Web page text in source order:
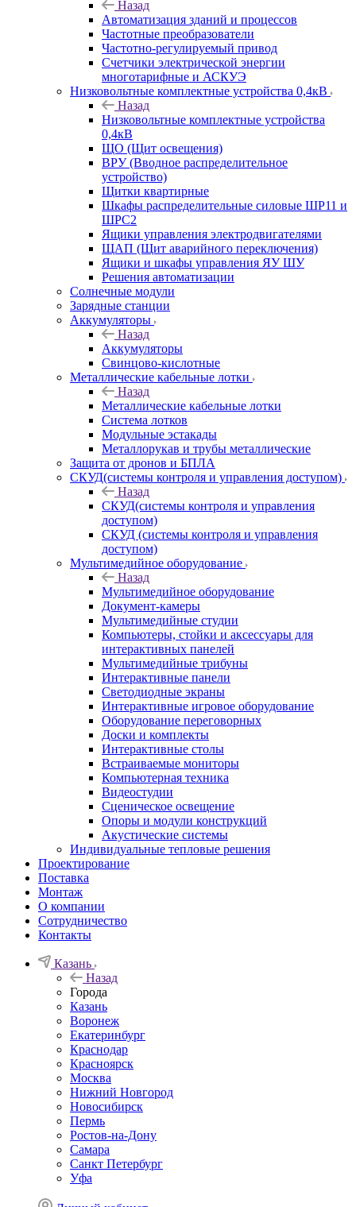
Назад
Автоматизация зданий и процессов
Частотные преобразователи
Частотно-регулируемый привод
Счетчики электрической энергии
многотарифные и АСКУЭ
Низковольтные комплектные устройства 0,4кВ
Назад
Низковольтные комплектные устройства
0,4кВ
ЩО (Щит освещения)
ВРУ (Вводное распределительное
устройство)
Щитки квартирные
Шкафы распределительные силовые ШР11 и
ШРС2
Ящики управления электродвигателями
ЩАП (Щит аварийного переключения)
Ящики и шкафы управления ЯУ ШУ
Решения автоматизации
Солнечные модули
Зарядные станции
Аккумуляторы
Назад
Аккумуляторы
Свинцово-кислотные
Металлические кабельные лотки
Назад
Металлические кабельные лотки
Система лотков
Модульные эстакады
Металлорукав и трубы металлические
Защита от дронов и БПЛА
СКУД(системы контроля и управления доступом)
Назад
СКУД(системы контроля и управления
доступом)
СКУД (системы контроля и управления
доступом)
Мультимедийное оборудование
Назад
Мультимедийное оборудование
Документ-камеры
Мультимедийные студии
Компьютеры, стойки и аксессуары для
интерактивных панелей
Мультимедийные трибуны
Интерактивные панели
Светодиодные экраны
Интерактивные игровое оборудование
Оборудование переговорных
Доски и комплекты
Интерактивные столы
Встраиваемые мониторы
Компьютерная техника
Видеостудии
Cценическое освещение
Опоры и модули конструкций
Акустические системы
Индивидуальные тепловые решения
Проектирование
Поставка
Монтаж
О компании
Сотрудничество
Контакты
Казань
Назад
Города
Казань
Воронеж
Екатеринбург
Краснодар
Красноярск
Москва
Нижний Новгород
Новосибирск
Пермь
Ростов-на-Дону
Самара
Санкт Петербург
Уфа